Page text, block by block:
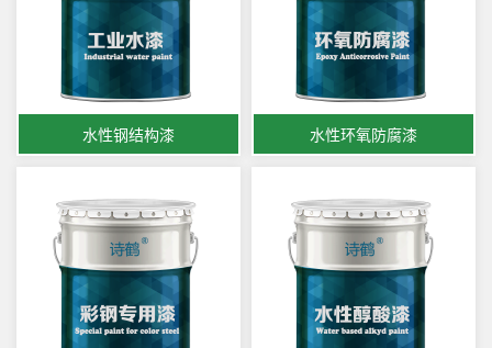
水性钢结构漆 水性环氧防腐漆